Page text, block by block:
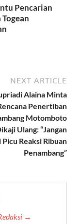
Pencarian
NEXT ARTICLE
Alaina Minta
Penertiban
Motomboto
Ulang: “Jangan
Picu Reaksi Ribuan
Penambang”
→